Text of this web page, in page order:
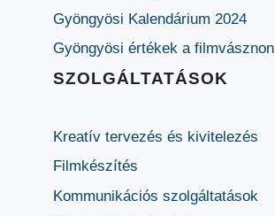
Gyöngyösi Kalendárium 2024
Gyöngyösi értékek a filmvásznon
SZOLGÁLTATÁSOK
Kreatív tervezés és kivitelezés
Filmkészítés
Kommunikációs szolgáltatások